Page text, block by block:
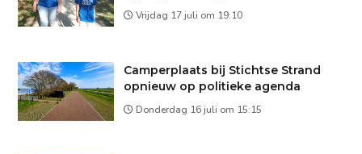
Vrijdag 17 juli om 19:10
Camperplaats bij Stichtse Strand
opnieuw op politieke agenda
Donderdag 16 juli om 15:15